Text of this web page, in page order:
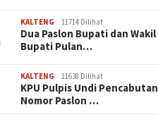
KALTENG 11714 Dilihat
Dua Paslon Bupati dan Wakil
Bupati Pulan…
KALTENG 11638 Dilihat
KPU Pulpis Undi Pencabutan
Nomor Paslon …